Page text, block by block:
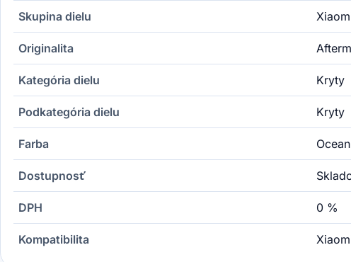
Skupina dielu
Originalita
Kategória dielu Kryty
Podkategória dielu Kryty
Farba
Dostupnosť
DPH 0 %
Kompatibilita